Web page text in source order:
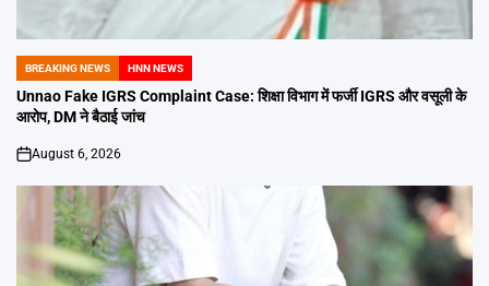
POSTED
IN
BREAKING NEWS HNN NEWS
Unnao Fake IGRS Complaint Case: शिक्षा विभाग में फर्जी IGRS और वसूली के
आरोप, DM ने बैठाई जांच
on
August 6, 2026